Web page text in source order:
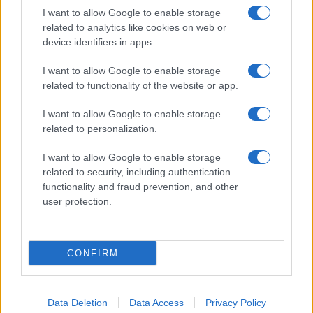
I want to allow Google to enable storage
related to analytics like cookies on web or
device identifiers in apps.
I want to allow Google to enable storage
related to functionality of the website or app.
I want to allow Google to enable storage
related to personalization.
I want to allow Google to enable storage
related to security, including authentication
functionality and fraud prevention, and other
user protection.
CONFIRM
Data Deletion Data Access Privacy Policy
località da non perdere per
una vacanza al fresco
Viaggi
Isola di Vulcano, cosa vedere
e fare: spiagge, trekking e
luoghi da non perdere
del 21/07/2022
Contatti
Privacy PolicyPreferenze privacyMappa del sito Chi siamoRedazione